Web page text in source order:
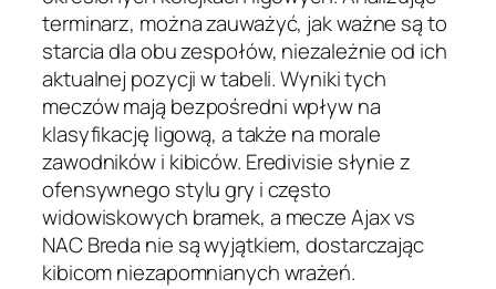
terminarz, można zauważyć, jak ważne są to
starcia dla obu zespołów, niezależnie od ich
aktualnej pozycji w tabeli. Wyniki tych
meczów mają bezpośredni wpływ na
klasyfikację ligową, a także na morale
zawodników i kibiców. Eredivisie słynie z
ofensywnego stylu gry i często
widowiskowych bramek, a mecze Ajax vs
NAC Breda nie są wyjątkiem, dostarczając
kibicom niezapomnianych wrażeń.